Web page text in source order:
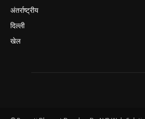
अंतर्राष्ट्रीय
दिल्ली
खेल